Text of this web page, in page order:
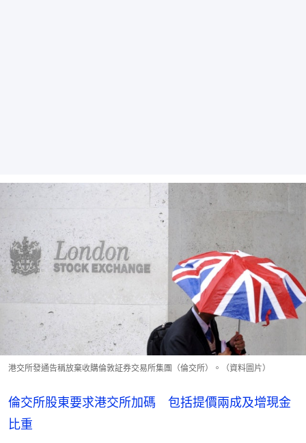
港交所發通告稱放棄收購倫敦証券交易所集團（倫交所）。（資料圖片）
倫交所股東要求港交所加碼 包括提價兩成及增現金
比重